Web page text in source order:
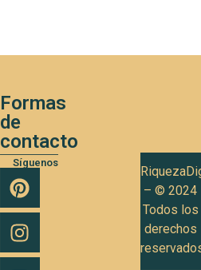
Formas
de
contacto
Síguenos
– © 2024
Todos los
derechos